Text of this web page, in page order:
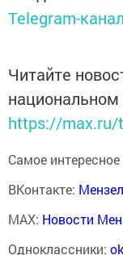
Telegram-
Читайте
https://max.ru/
Самое
ВКонтакте:
MAX: Новости
Одноклассники: